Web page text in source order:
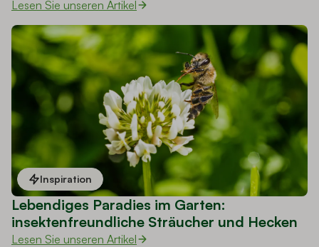
Lesen Sie unseren Artikel
Inspiration
Lebendiges Paradies im Garten:
insektenfreundliche Sträucher und Hecken
Lesen Sie unseren Artikel